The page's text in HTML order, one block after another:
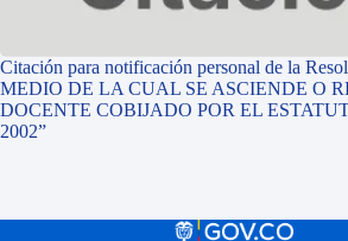
Citación para notificación personal de la
MEDIO DE LA CUAL SE ASCIENDE O
DOCENTE COBIJADO POR EL
2002”